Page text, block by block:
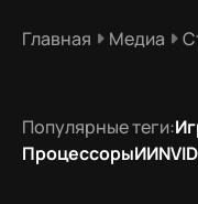
Главная Медиа
Популярные теги:
ПроцессорыИИ